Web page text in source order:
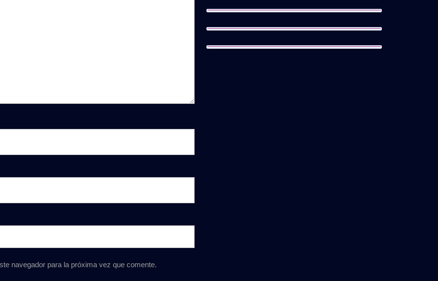
navegador para la próxima vez que comente.